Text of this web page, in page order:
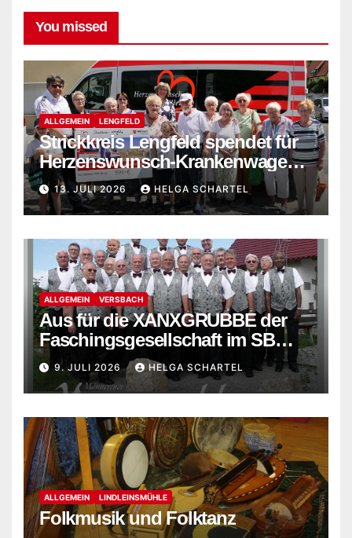
You missed
ALLGEMEIN LENGFELD
Strickkreis Lengfeld spendet für
Herzenswunsch-Krankenwagen
der Malteser
13. JULI 2026 HELGA SCHARTEL
ALLGEMEIN VERSBACH
Aus für die XANXGRUBBE der
Faschingsgesellschaft im SB
Versbach
9. JULI 2026 HELGA SCHARTEL
ALLGEMEIN LINDLEINSMÜHLE
Folkmusik und Folktanz